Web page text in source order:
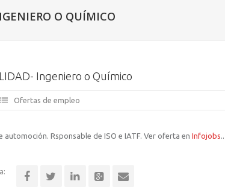
O QUÍMICO
Ingeniero o Químico
Ofertas de empleo
automoción. Rsponsable de ISO e IATF. Ver oferta en Infojobs..